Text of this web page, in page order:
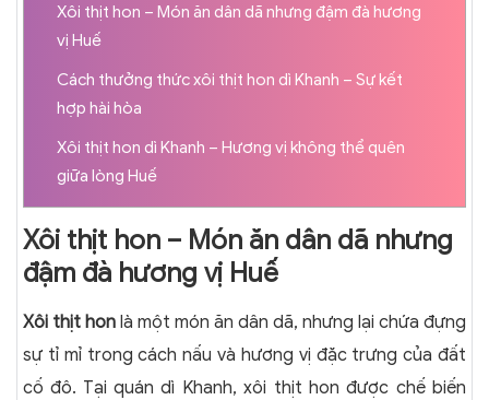
Xôi thịt hon – Món ăn dân dã nhưng đậm đà hương
vị Huế
Cách thưởng thức xôi thịt hon dì Khanh – Sự kết
hợp hài hòa
Xôi thịt hon dì Khanh – Hương vị không thể quên
giữa lòng Huế
Xôi thịt hon – Món ăn dân dã nhưng
đậm đà hương vị Huế
Xôi thịt hon là một món ăn dân dã, nhưng lại chứa đựng
sự tỉ mỉ trong cách nấu và hương vị đặc trưng của đất
cố đô. Tại quán dì Khanh, xôi thịt hon được chế biến